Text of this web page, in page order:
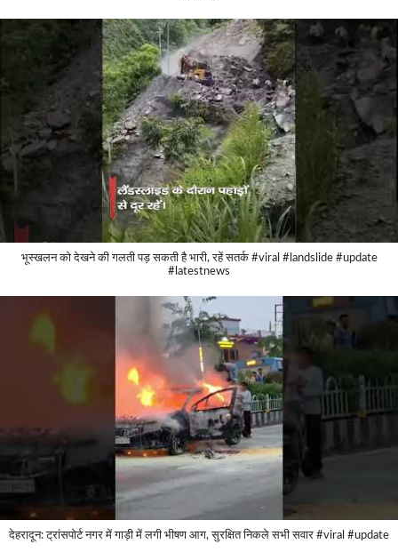
भूस्खलन को देखने की गलती पड़ सकती है भारी, रहें सतर्क #viral #landslide #update
#latestnews
देहरादून: ट्रांसपोर्ट नगर में गाड़ी में लगी भीषण आग, सुरक्षित निकले सभी सवार #viral #update